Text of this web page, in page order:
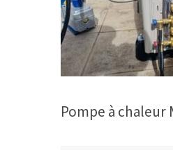
Pompe à